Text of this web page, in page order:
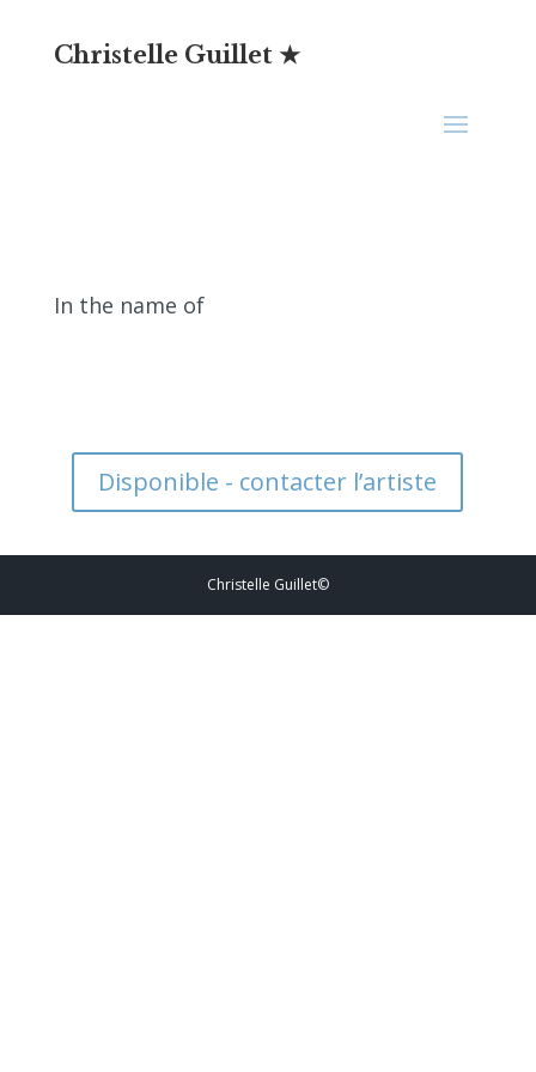
Christelle Guillet ★
In the name of
Disponible - contacter l’artiste
Christelle Guillet©️